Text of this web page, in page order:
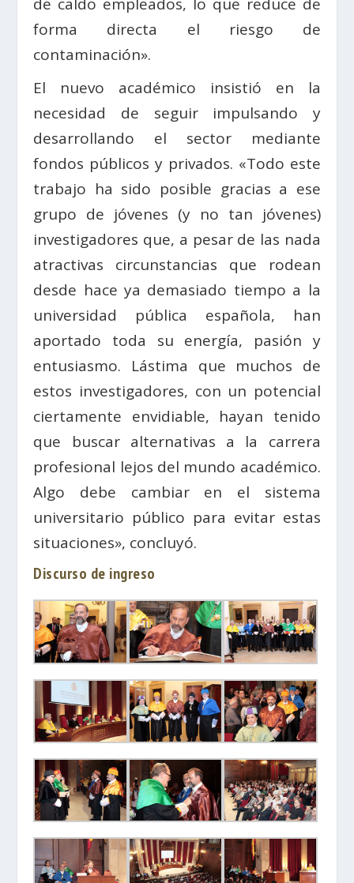
de caldo empleados, lo que reduce de
forma directa el riesgo de
contaminación».
El nuevo académico insistió en la
necesidad de seguir impulsando y
desarrollando el sector mediante
fondos públicos y privados. «Todo este
trabajo ha sido posible gracias a ese
grupo de jóvenes (y no tan jóvenes)
investigadores que, a pesar de las nada
atractivas circunstancias que rodean
desde hace ya demasiado tiempo a la
universidad pública española, han
aportado toda su energía, pasión y
entusiasmo. Lástima que muchos de
estos investigadores, con un potencial
ciertamente envidiable, hayan tenido
que buscar alternativas a la carrera
profesional lejos del mundo académico.
Algo debe cambiar en el sistema
universitario público para evitar estas
situaciones», concluyó.
Discurso de ingreso